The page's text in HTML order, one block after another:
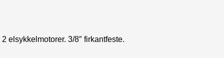
elsykkelmotorer. 3/8″ firkantfeste.